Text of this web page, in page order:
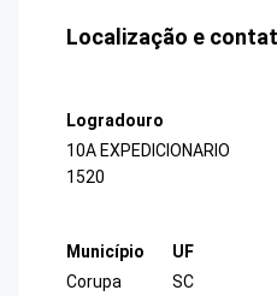
Localização e
Logradouro
10A EXPEDICIONARIO
1520
Município
Corupa
UF
SC